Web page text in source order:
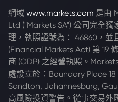
網域 www.markets.com 是由
Ltd ("Markets SA") 公司完全
理，執照證號為： 46860，並
(Financial Markets Act) 第 19
商 (ODP) 之經營執照。
處設立於：Boundary Place
Sandton, Johannesburg,
高風險投資警告。從事交易外